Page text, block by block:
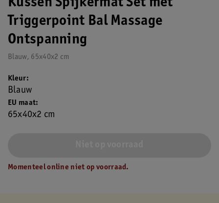
Kussen Spijkermat Set met
Triggerpoint Bal Massage
Ontspanning
Blauw, 65x40x2 cm
EU maat
65x40x2 cm
Kleur
Blauw
Momenteel online niet op voorraad.